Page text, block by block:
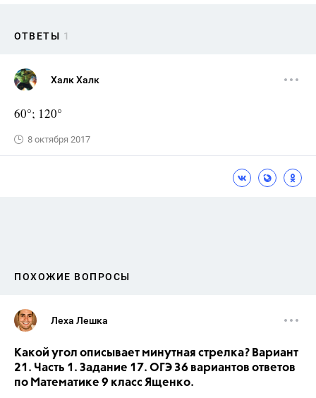
ОТВЕТЫ 1
Халк Халк
60°; 120°
8 октября 2017
ПОХОЖИЕ ВОПРОСЫ
Леха Лешка
Какой угол описывает минутная стрелка? Вариант
21. Часть 1. Задание 17. ОГЭ 36 вариантов ответов
по Математике 9 класс Ященко.